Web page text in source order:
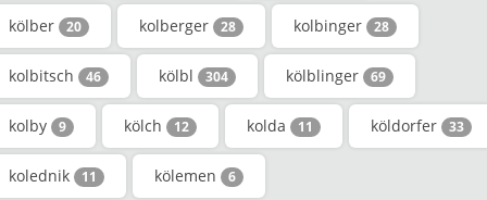
kölber 20 kolberger 28 kolbinger 28
kolbitsch 46 kölbl 304 kölblinger 69
kolby 9 kölch 12 kolda 11 köldorfer 33
kolednik 11 kölemen 6